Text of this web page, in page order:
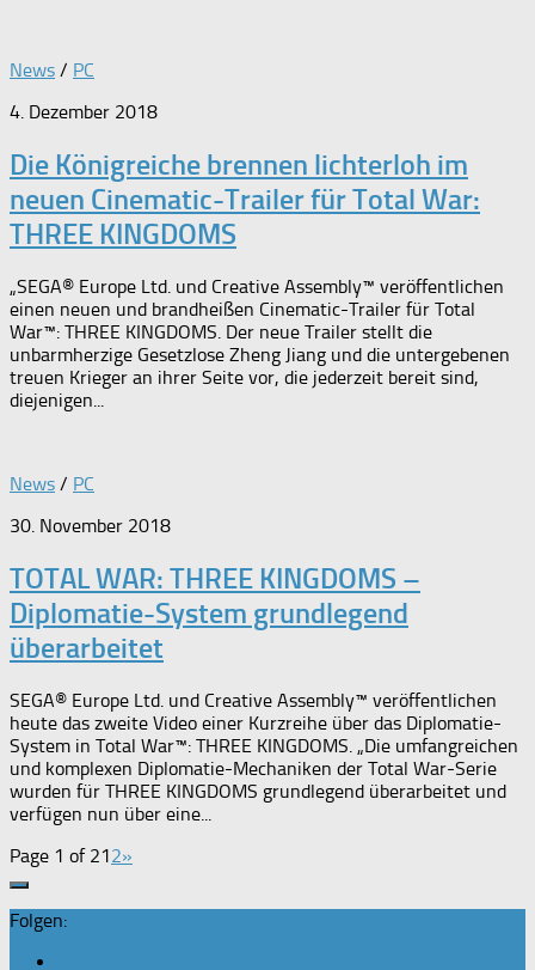
News / PC
4. Dezember 2018
Die Königreiche brennen lichterloh im
neuen Cinematic-Trailer für Total War:
THREE KINGDOMS
„SEGA® Europe Ltd. und Creative Assembly™ veröffentlichen
einen neuen und brandheißen Cinematic-Trailer für Total
War™: THREE KINGDOMS. Der neue Trailer stellt die
unbarmherzige Gesetzlose Zheng Jiang und die untergebenen
treuen Krieger an ihrer Seite vor, die jederzeit bereit sind,
diejenigen...
News / PC
30. November 2018
TOTAL WAR: THREE KINGDOMS –
Diplomatie-System grundlegend
überarbeitet
SEGA® Europe Ltd. und Creative Assembly™ veröffentlichen
heute das zweite Video einer Kurzreihe über das Diplomatie-
System in Total War™: THREE KINGDOMS. „Die umfangreichen
und komplexen Diplomatie-Mechaniken der Total War-Serie
wurden für THREE KINGDOMS grundlegend überarbeitet und
verfügen nun über eine...
Page 1 of 212»
Folgen: